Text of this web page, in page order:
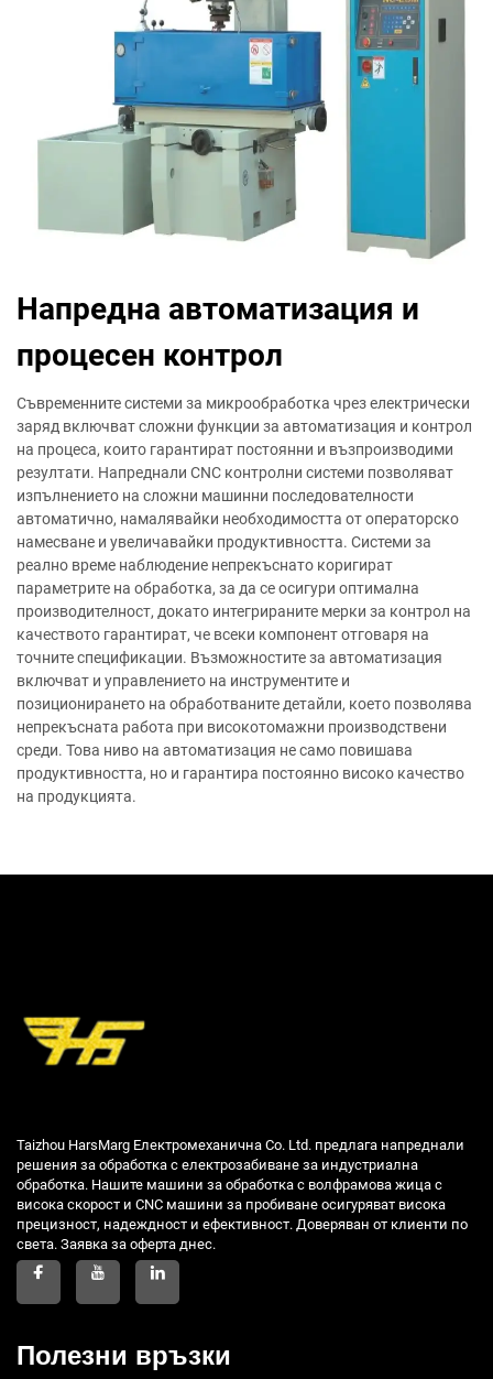
Напредна автоматизация и
процесен контрол
Съвременните системи за микрообработка чрез електрически
заряд включват сложни функции за автоматизация и контрол
на процеса, които гарантират постоянни и възпроизводими
резултати. Напреднали CNC контролни системи позволяват
изпълнението на сложни машинни последователности
автоматично, намалявайки необходимостта от операторско
намесване и увеличавайки продуктивността. Системи за
реално време наблюдение непрекъснато коригират
параметрите на обработка, за да се осигури оптимална
производителност, докато интегрираните мерки за контрол на
качеството гарантират, че всеки компонент отговаря на
точните спецификации. Възможностите за автоматизация
включват и управлението на инструментите и
позиционирането на обработваните детайли, което позволява
непрекъсната работа при високотомажни производствени
среди. Това ниво на автоматизация не само повишава
продуктивността, но и гарантира постоянно високо качество
на продукцията.
Taizhou HarsMarg Електромеханична Co. Ltd. предлага напреднали
решения за обработка с електрозабиване за индустриална
обработка. Нашите машини за обработка с волфрамова жица с
висока скорост и CNC машини за пробиване осигуряват висока
прецизност, надеждност и ефективност. Доверяван от клиенти по
света. Заявка за оферта днес.
Полезни връзки